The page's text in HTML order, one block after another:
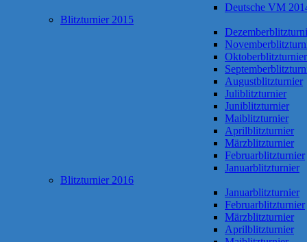
Deutsche VM
Blitzturnier 2015
Oktoberblitzturnier
Augustblitzturnier
Juliblitzturnier
Juniblitzturnier
Maiblitzturnier
Aprilblitzturnier
Märzblitzturnier
Februarblitzturnier
Januarblitzturnier
Blitzturnier 2016
Januarblitzturnier
Februarblitzturnier
Märzblitzturnier
Aprilblitzturnier